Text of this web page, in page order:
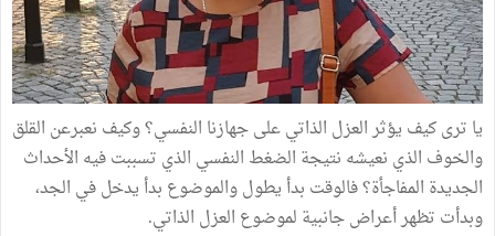
يا ترى كيف يؤثر العزل الذاتي على جهازنا النفسي؟ وكيف نعبرعن القلق
والخوف الذي نعيشه نتيجة الضغط النفسي الذي تسببت فيه الأحداث
الجديدة المفاجأة؟ فالوقت بدأ يطول والموضوع بدأ يدخل في الجد،
وبدأت تظهر أعراض جانبية لموضوع العزل الذاتي.